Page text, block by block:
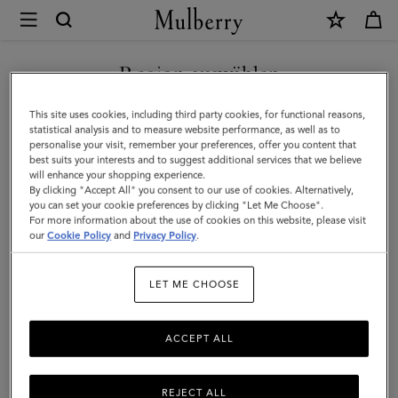
Mulberry
Heritage
Flechtgürtel
|
Kalbsleder
in
Hellbraun
|
Region auswählen
Sie befinden sich auf unserer Seite für Österreich, aber wir
haben festgestellt, dass Sie hier sind: Vereinigte Staaten.
SEITE FÜR VEREINIGTE
STAATEN BESUCHEN
AUF FOLGENDER WEBSEITE
FORTFAHREN: ÖSTERREICH
This site uses cookies, including third party cookies, for functional reasons,
statistical analysis and to measure website performance, as well as to
personalise your visit, remember your preferences, offer you content that
best suits your interests and to suggest additional services that we believe
will enhance your shopping experience.
By clicking "Accept All" you consent to our use of cookies. Alternatively,
you can set your cookie preferences by clicking "Let Me Choose".
For more information about the use of cookies on this website, please visit
ourCookie Policy and Privacy Policy.
LET ME CHOOSE
REJECT ALL
ACCEPT ALL